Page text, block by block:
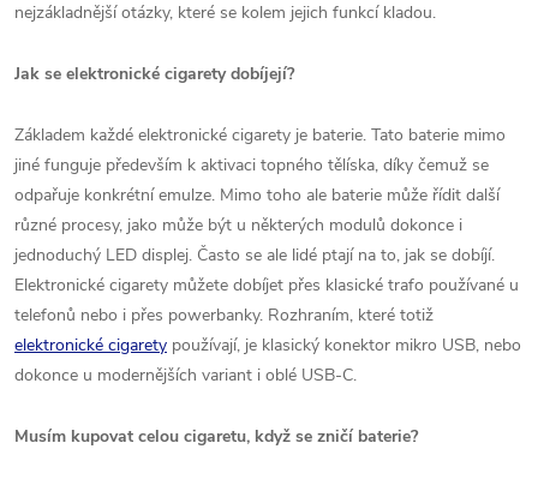
nejzákladnější otázky, které se kolem jejich funkcí kladou.
Jak se elektronické cigarety dobíjejí?
Základem každé elektronické cigarety je baterie. Tato baterie mimo
jiné funguje především k aktivaci topného tělíska, díky čemuž se
odpařuje konkrétní emulze. Mimo toho ale baterie může řídit další
různé procesy, jako může být u některých modulů dokonce i
jednoduchý LED displej. Často se ale lidé ptají na to, jak se dobíjí.
Elektronické cigarety můžete dobíjet přes klasické trafo používané u
telefonů nebo i přes powerbanky. Rozhraním, které totiž
elektronické cigarety používají, je klasický konektor mikro USB, nebo
dokonce u modernějších variant i oblé USB-C.
Musím kupovat celou cigaretu, když se zničí baterie?